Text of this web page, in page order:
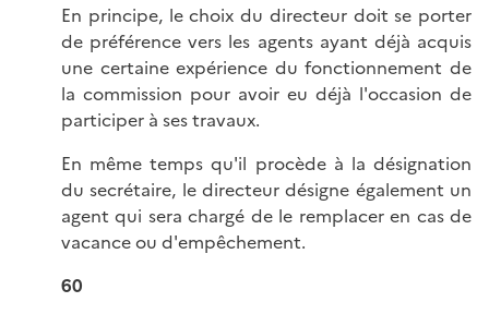
En principe, le choix du directeur doit se porter
de préférence vers les agents ayant déjà acquis
une certaine expérience du fonctionnement de
la commission pour avoir eu déjà l'occasion de
participer à ses travaux.
En même temps qu'il procède à la désignation
du secrétaire, le directeur désigne également un
agent qui sera chargé de le remplacer en cas de
vacance ou d'empêchement.
60